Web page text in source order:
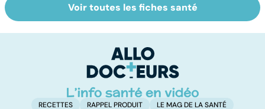
L'avortement :
quels délais,
Gynéco : un suivi
pour la vie
Voir toutes les fiches santé
RECETTES RAPPEL PRODUIT LE MAG DE LA SANTÉ